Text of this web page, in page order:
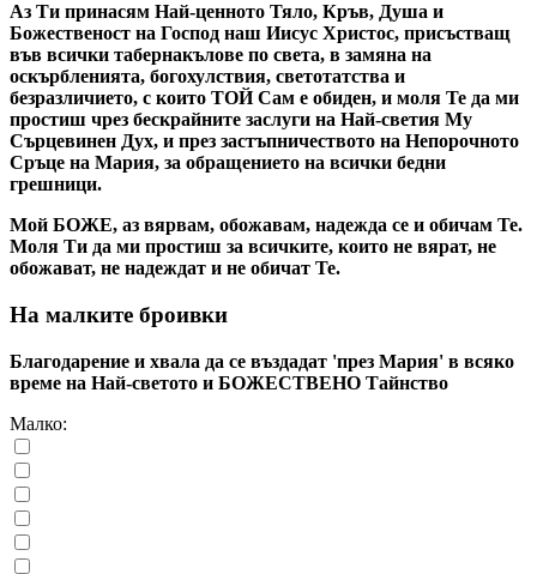
Aз Ти принасям Най-ценното Тяло, Кръв, Душа и
Божественост на Господ наш Иисус Христос, присъстващ
във всички табернакълове по света, в замяна на
оскърбленията, богохулствия, светотатства и
безразличието, с които ТОЙ Сам е обиден, и моля Те да ми
простиш чрез бескрайните заслуги на Най-светия Му
Сърцевинен Дух, и през застъпничеството на Непорочното
Сръце на Мария, за обращението на всички бедни
грешници.
Мой БОЖЕ, аз вярвам, обожавам, надежда се и обичам Те.
Моля Ти да ми простиш за всичките, които не вярат, не
обожават, не надеждат и не обичат Те.
На малките броивки
Благодарение и хвала да се въздадат 'през Мария' в всяко
време на Най-светото и БОЖЕСТВЕНО Тайнство
Малко: